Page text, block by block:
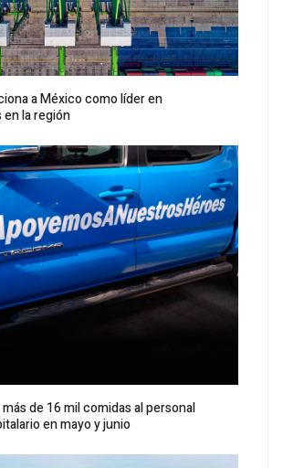
a México como líder en
la región
de 16 mil comidas al personal
en mayo y junio